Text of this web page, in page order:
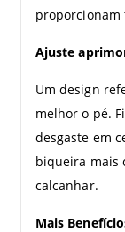
proporcionam
Ajuste
Um design
melhor o pé.
desgaste em
biqueira mais
calcanhar.
Mais